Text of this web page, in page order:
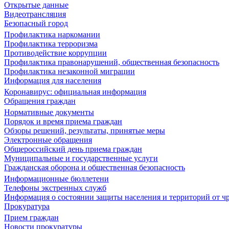
Открытые данные
Видеотрансляция
Безопасный город
Профилактика наркомании
Профилактика терроризма
Противодействие коррупции
Профилактика правонарушений, общественная безопасность
Профилактика незаконной миграции
Информация для населения
Коронавирус: официальная информация
Обращения граждан
Нормативные документы
Порядок и время приема граждан
Обзоры решений, результаты, принятые меры
Электронные обращения
Общероссийский день приема граждан
Муниципальные и государственные услуги
Гражданская оборона и общественная безопасность
Информационные бюллетени
Телефоны экстренных служб
Информация о состоянии защиты населения и территорий от
Прокуратура
Прием граждан
Новости прокуратуры